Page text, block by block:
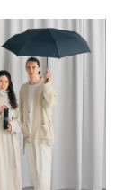
折りたたみ 晴雨
対象